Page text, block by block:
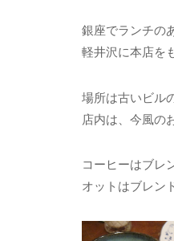
銀座でランチの
軽井沢に本店を
場所は古いビル
店内は、今風の
コーヒーはブレ
オットはブレン